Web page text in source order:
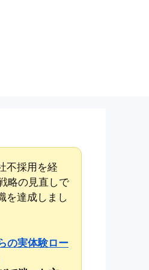
不採用を経
略の見直しで
を達成しまし
の実体験ロー